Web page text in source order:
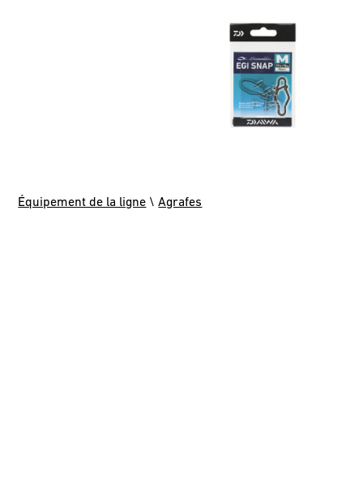
Équipement de la ligne \Agrafes